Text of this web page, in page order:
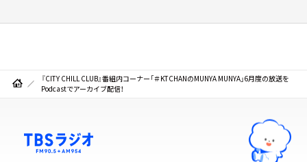
『CITY CHILL CLUB』番組内コーナー「＃KTCHANのMUNYA MUNYA」6月度の放送を
Podcastでアーカイブ配信！